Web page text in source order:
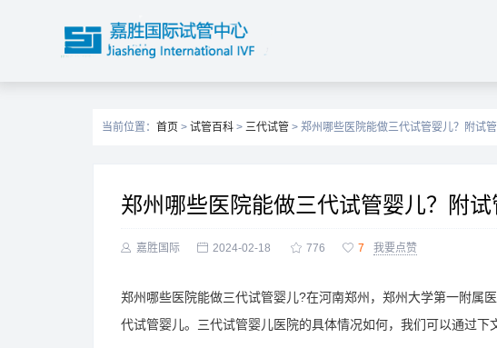
当前位置： 首页 > 试管百科 > 三代试管 > 郑州哪些医院能做三代试管婴儿？附试管
郑州哪些医院能做三代试管婴儿？附试
 嘉胜国际  2024-02-18  776  7 我要点赞
郑州哪些医院能做三代试管婴儿?在河南郑州，郑州大学第一附属
代试管婴儿。三代试管婴儿医院的具体情况如何，我们可以通过下